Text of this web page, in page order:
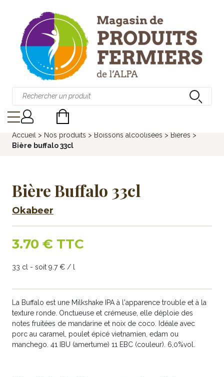
Accueil > Nos produits > Boissons alcoolisées > Bières >
Bière buffalo 33cl
Bière Buffalo 33cl
Okabeer
3.70 € TTC
33 cl - soit 9.7 € / l
La Buffalo est une Milkshake IPA à l'apparence trouble et à la
texture ronde. Onctueuse et crémeuse, elle déploie des
notes fruitées de mandarine et noix de coco. Idéale avec
porc au caramel, poulet épicé vietnamien, edam ou
manchego. 41 IBU (amertume) 11 EBC (couleur). 6,0%vol.